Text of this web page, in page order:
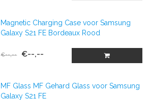
Magnetic Charging Case voor Samsung
Galaxy S21 FE Bordeaux Rood
€--,-- €--,--
MF Glass MF Gehard Glass voor Samsung
Galaxy S21 FE